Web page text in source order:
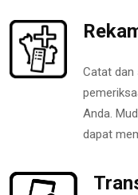
Catat dan
Anda.
dapat